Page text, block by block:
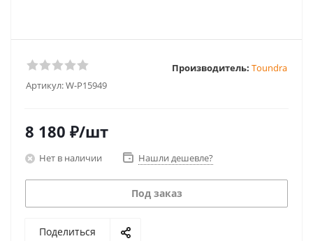
Артикул:W-P15949
Производитель: Toundra
8 180 ₽/шт
Нет в наличии Нашли дешевле?
Под заказ
Поделиться